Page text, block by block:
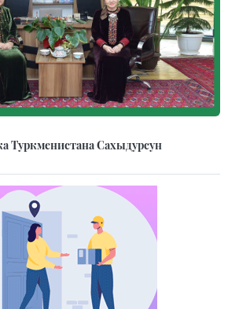
Туркменистана Сахыдурсун